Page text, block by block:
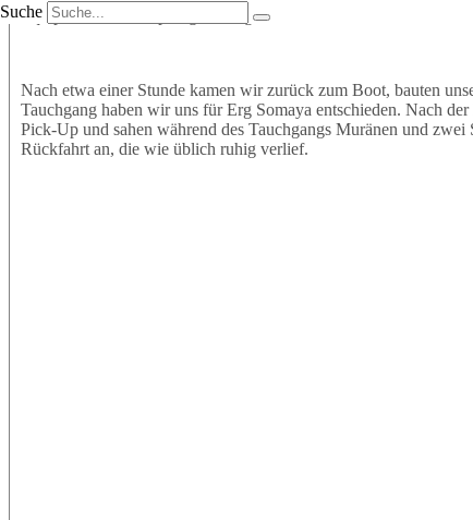
SucheEquipment an und sprangen mit großer Vorfreude ins Wasser.
Nach etwa einer Stunde kamen wir zurück zum Boot, bauten
Tauchgang haben wir uns für Erg Somaya entschieden. Nach
Pick-Up und sahen während des Tauchgangs Muränen und
Rückfahrt an, die wie üblich ruhig verlief.